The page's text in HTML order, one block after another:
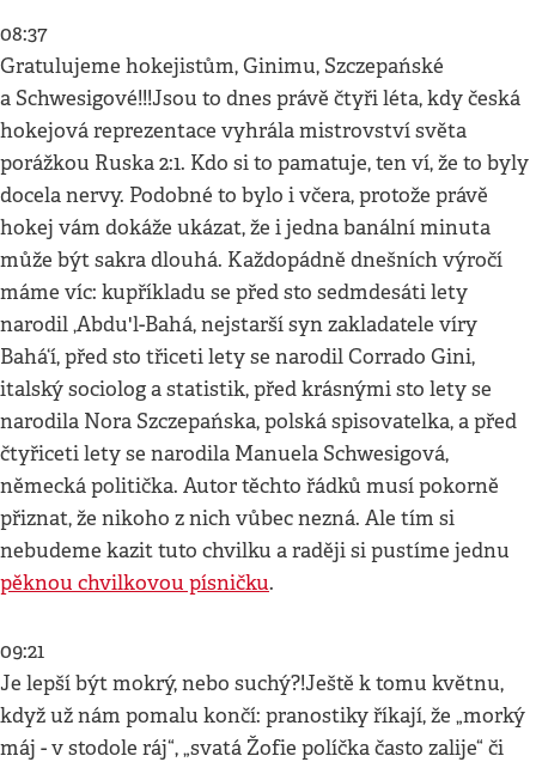
08:37
Gratulujeme hokejistům, Ginimu, Szczepańské
a Schwesigové!!!Jsou to dnes právě čtyři léta, kdy česká
hokejová reprezentace vyhrála mistrovství světa
porážkou Ruska 2:1. Kdo si to pamatuje, ten ví, že to byly
docela nervy. Podobné to bylo i včera, protože právě
hokej vám dokáže ukázat, že i jedna banální minuta
může být sakra dlouhá. Každopádně dnešních výročí
máme víc: kupříkladu se před sto sedmdesáti lety
narodil ‚Abdu'l-Bahá, nejstarší syn zakladatele víry
Bahá‘í, před sto třiceti lety se narodil Corrado Gini,
italský sociolog a statistik, před krásnými sto lety se
narodila Nora Szczepańska, polská spisovatelka, a před
čtyřiceti lety se narodila Manuela Schwesigová,
německá politička. Autor těchto řádků musí pokorně
přiznat, že nikoho z nich vůbec nezná. Ale tím si
nebudeme kazit tuto chvilku a raději si pustíme jednu
pěknou chvilkovou písničku.
09:21
Je lepší být mokrý, nebo suchý?!Ještě k tomu květnu,
když už nám pomalu končí: pranostiky říkají, že „morký
máj - v stodole ráj“, „svatá Žofie políčka často zalije“ či